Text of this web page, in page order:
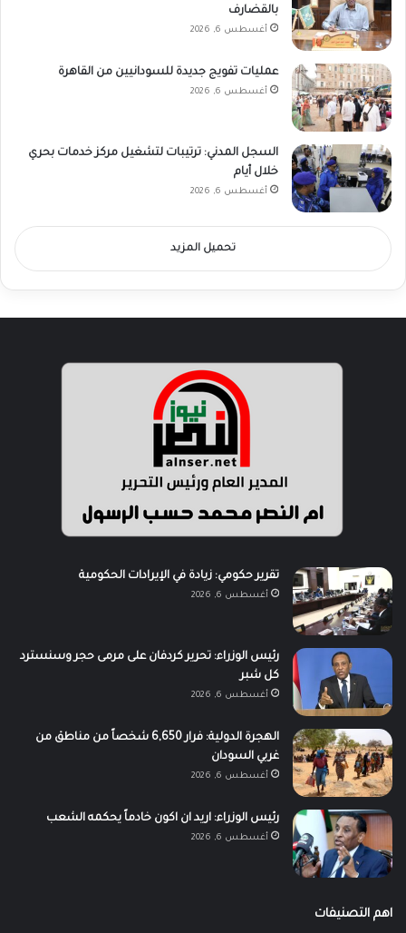
بالقضارف
أغسطس 6, 2026
عمليات تفويج جديدة للسودانيين من القاهرة
أغسطس 6, 2026
السجل المدني: ترتيبات لتشغيل مركز خدمات بحري
خلال أيام
أغسطس 6, 2026
تحميل المزيد
تقرير حكومي: زيادة في الإيرادات الحكومية
أغسطس 6, 2026
رئيس الوزراء: تحرير كردفان على مرمى حجر وسنسترد
كل شبر
أغسطس 6, 2026
الهجرة الدولية: فرار 6,650 شخصاً من مناطق من
غربي السودان
أغسطس 6, 2026
رئيس الوزراء: اريد ان اكون خادماً يحكمه الشعب
أغسطس 6, 2026
اهم التصنيفات